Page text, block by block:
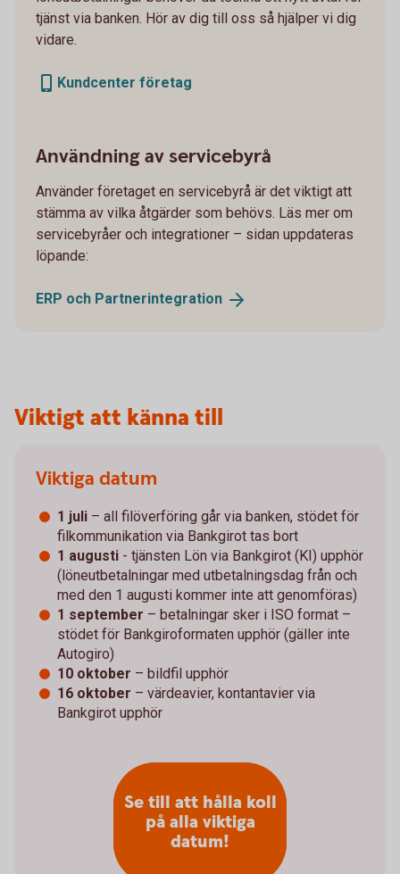
tjänst via banken. Hör av dig till oss så hjälper vi dig
vidare.
Kundcenter företag
Användning av servicebyrå
Använder företaget en servicebyrå är det viktigt att
stämma av vilka åtgärder som behövs. Läs mer om
servicebyråer och integrationer – sidan uppdateras
löpande:
ERP och Partnerintegration
Viktigt att känna till
Viktiga datum
1 juli – all filöverföring går via banken, stödet för
filkommunikation via Bankgirot tas bort
1 augusti - tjänsten Lön via Bankgirot (KI) upphör
(löneutbetalningar med utbetalningsdag från och
med den 1 augusti kommer inte att genomföras)
1 september – betalningar sker i ISO format –
stödet för Bankgiroformaten upphör (gäller inte
Autogiro)
10 oktober – bildfil upphör
16 oktober – värdeavier, kontantavier via
Bankgirot upphör
Se till att hålla koll
på alla viktiga
datum!